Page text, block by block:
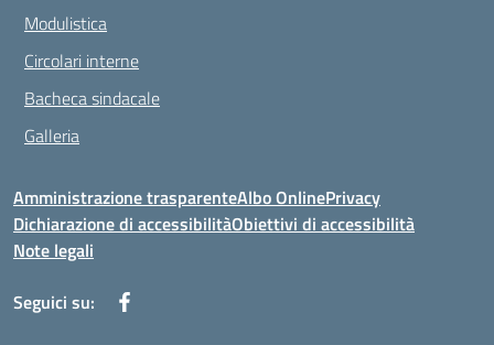
Modulistica
Circolari interne
Bacheca sindacale
Galleria
Amministrazione trasparenteAlbo OnlinePrivacy
Dichiarazione di accessibilitàObiettivi di accessibilità
Note legali
Seguici su: